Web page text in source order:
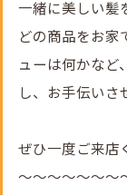
一緒に美しい髪
どの商品をお家
ューは何かなど
し、お手伝いさ
ぜひ一度ご来店
～～～～～～～